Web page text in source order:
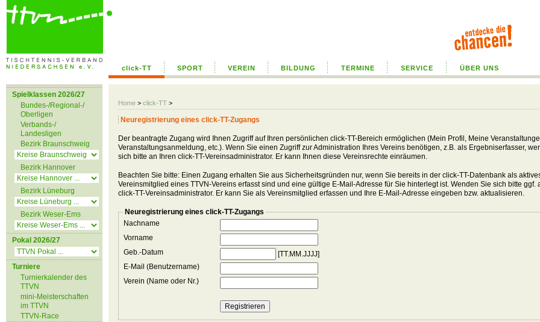
click-TT SPORT VEREIN BILDUNG TERMINE SERVICE ÜBER UNS
Home > click-TT >
Spielklassen 2026/27
Bundes-/Regional-/
Oberligen
Verbands-/
Landesligen
Bezirk Braunschweig
Bezirk Hannover
Bezirk Lüneburg
Bezirk Weser-Ems
Pokal 2026/27
Turniere
Turnierkalender des
TTVN
mini-Meisterschaften
im TTVN
TTVN-Race
Neuregistrierung eines click-TT-Zugangs
Der beantragte Zugang wird Ihnen Zugriff auf Ihren persönlichen click-TT-Bereich ermöglichen (Mein Profil, Meine
Veranstaltungsanmeldung, etc.). Wenn Sie einen Zugriff zur Administration Ihres Vereins benötigen, z.B. als Ergebniserfasser,
sich bitte an Ihren click-TT-Vereinsadministrator. Er kann Ihnen diese Vereinsrechte einräumen.
Beachten Sie bitte: Einen Zugang erhalten Sie aus Sicherheitsgründen nur, wenn Sie bereits in der click-TT-Datenbank als
Vereinsmitglied eines TTVN-Vereins erfasst sind und eine gültige E-Mail-Adresse für Sie hinterlegt ist. Wenden Sie sich bitte ggf.
click-TT-Vereinsadministrator. Er kann Sie als Vereinsmitglied erfassen und Ihre E-Mail-Adresse eingeben bzw. aktualisieren.
Neuregistrierung eines click-TT-Zugangs
Nachname
Vorname
Geb.-Datum
[TT.MM.JJJJ]
E-Mail (Benutzername)
Verein (Name oder Nr.)